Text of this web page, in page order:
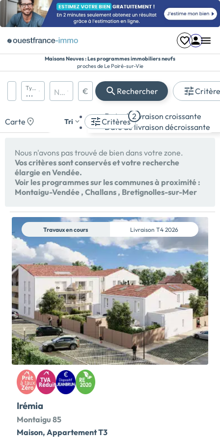
Maisons Neuves : Les programmes immobiliers neufs
proches de Le Poiré-sur-Vie
Région, département, ville, CP
Maison
Types de biens Nombre de pièces Prix maximum
€ Rechercher
Carte Critères
2
Tri
Date de livraison croissante
Date de livraison décroissante
Nous n'avons pas trouvé de bien dans votre zone.
Vos critères sont conservés et votre recherche
élargie en Vendée.
Voir les programmes sur les communes à proximité :
Montaigu-Vendée , Challans , Bretignolles-sur-Mer
Travaux en cours Livraison T4 2026
Irémia
Montaigu 85
Maison, Appartement T3